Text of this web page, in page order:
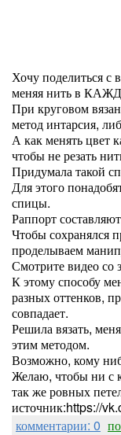
Хочу поделиться с
меняя нить в
При круговом
метод интарсия,
А как менять цвет
чтобы не резать
Придумала такой
Для этого
спицы.
Раппорт
Чтобы сохранялся
проделываем
Смотрите видео со
К этому способу
разных оттенков,
совпадает.
Решила вязать,
этим методом.
Возможно, кому
Желаю, чтобы ни с
так же ровных
источник:https://
комментарии: 0